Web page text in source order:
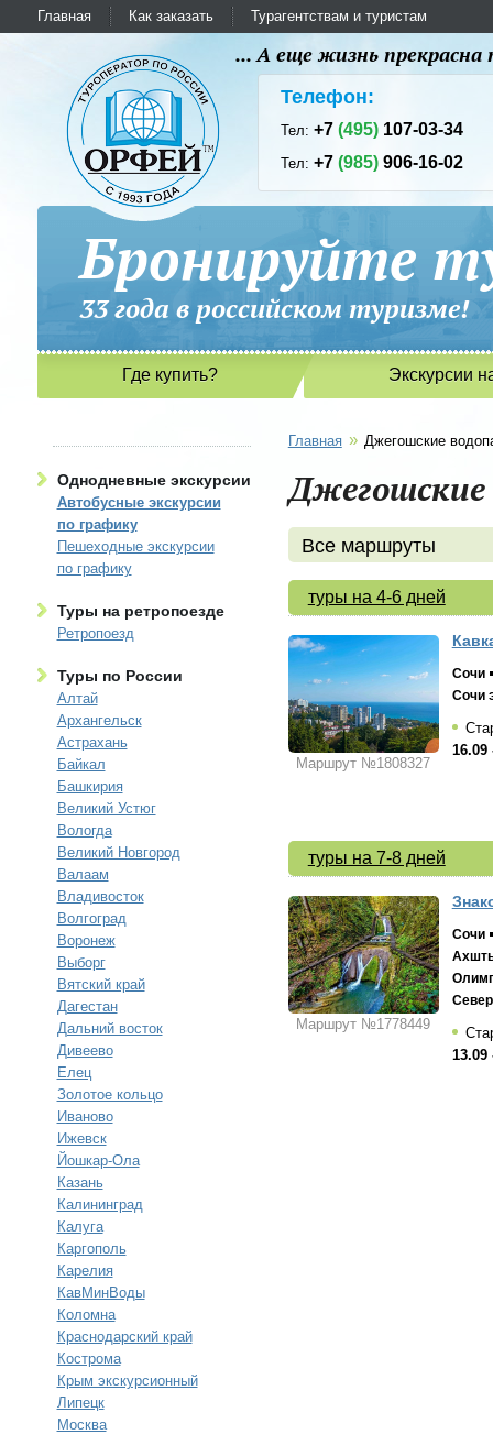
Главная Как заказать Турагентствам и туристам
... А еще жизнь
Телефон:
Тел:+7(495) 107-03-34
Тел:+7(985) 906-16-02
Бронируйте
33 года в российском
Где купить? Экскурсии
Однодневные экскурсии
Автобусные экскурсии
по графику
Пешеходные экскурсии
по графику
Туры на ретропоезде
Ретропоезд
Туры по России
Алтай
Архангельск
Астрахань
Байкал
Башкирия
Великий Устюг
Вологда
Великий Новгород
Валаам
Владивосток
Волгоград
Воронеж
Выборг
Вятский край
Дагестан
Дальний восток
Дивеево
Елец
Золотое кольцо
Иваново
Ижевск
Йошкар-Ола
Казань
Калининград
Калуга
Каргополь
Карелия
КавМинВоды
Коломна
Краснодарский край
Кострома
Крым экскурсионный
Липецк
Москва
Главная » Джегошские
Джегошские
Все маршруты
туры на 4-6 дней
Маршрут №1808327
Сочи
Сочи
16.09
туры на 7-8 дней
Маршрут №1778449
Сочи
13.09